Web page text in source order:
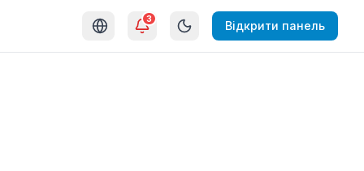
3
Відкрити панель